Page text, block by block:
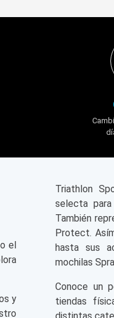
el
y
Triathlon
selecta
También
Protect.
hasta sus
mochilas
Conoce un
tiendas